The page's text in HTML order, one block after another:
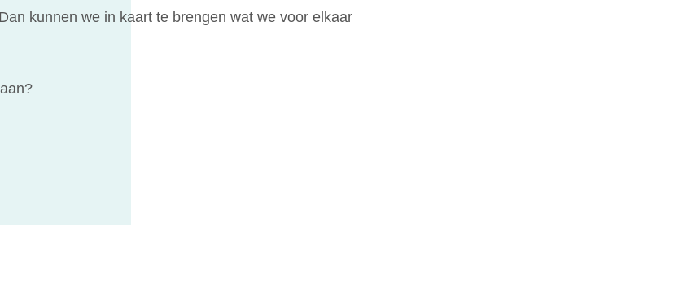
kunnen we in kaart te brengen wat we voor elkaar